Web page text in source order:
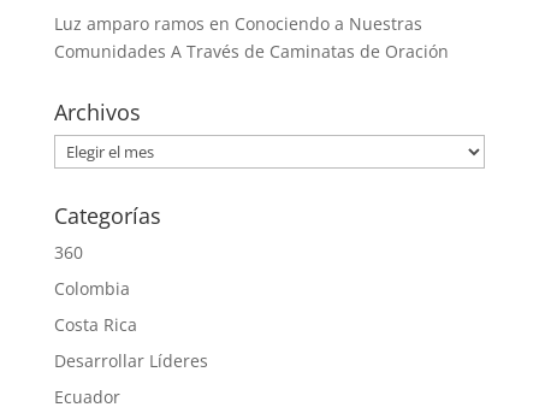
Luz amparo ramos en Conociendo a Nuestras
Comunidades A Través de Caminatas de Oración
Archivos
Archivos
Categorías
360
Colombia
Costa Rica
Desarrollar Líderes
Ecuador